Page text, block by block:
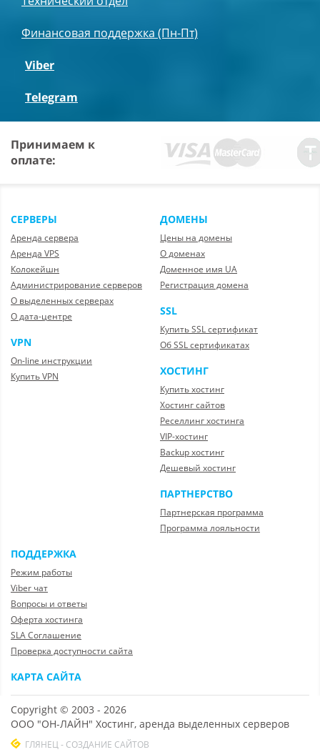
Финансовая поддержка (Пн-Пт)
Viber
Telegram
Принимаем к
оплате:
СЕРВЕРЫ
Аренда сервера
Аренда VPS
Колокейшн
Администрирование серверов
О выделенных серверах
О дата-центре
VPN
On-line инструкции
Купить VPN
ДОМЕНЫ
Цены на домены
О доменах
Доменное имя UA
Регистрация домена
SSL
Купить SSL сертификат
Об SSL сертификатах
ХОСТИНГ
Купить хостинг
Хостинг сайтов
Реселлинг хостинга
VIP-хостинг
Backup хостинг
Дешевый хостинг
ПАРТНЕРСТВО
Партнерская программа
Программа лояльности
ПОДДЕРЖКА
Режим работы
Viber чат
Вопросы и ответы
Оферта хостинга
SLA Соглашение
Проверка доступности сайта
КАРТА САЙТА
Copyright © 2003 - 2026
ООО "ОН-ЛАЙН" Хостинг, аренда выделенных серверов
ГЛЯНЕЦ - СОЗДАНИЕ САЙТОВ